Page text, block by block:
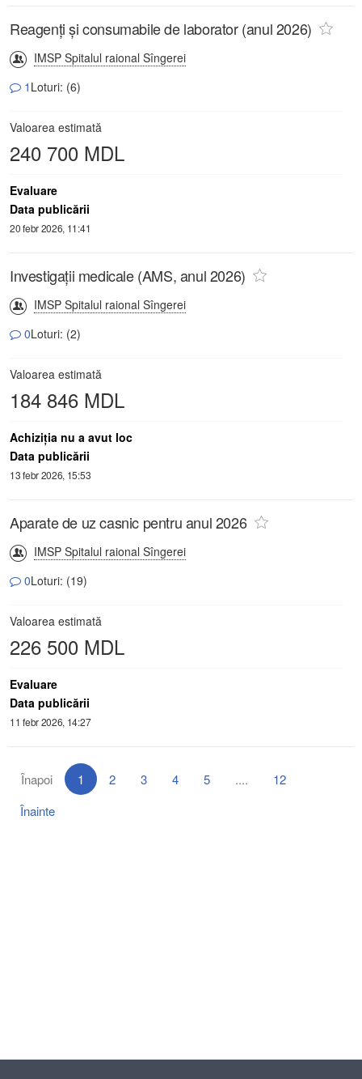
Reagenți și consumabile de laborator (anul 2026)
IMSP Spitalul raional Sîngerei
1 Loturi: (6)
Valoarea estimată
240 700 MDL
Evaluare
Data publicării
20 febr 2026, 11:41
Investigații medicale (AMS, anul 2026)
IMSP Spitalul raional Sîngerei
0Loturi: (2)
Valoarea estimată
184 846 MDL
Achiziţia nu a avut loc
Data publicării
13 febr 2026, 15:53
Aparate de uz casnic pentru anul 2026
IMSP Spitalul raional Sîngerei
0Loturi: (19)
Valoarea estimată
226 500 MDL
Evaluare
Data publicării
11 febr 2026, 14:27
Înapoi 1 2 3 4 5 ....
12
Înainte